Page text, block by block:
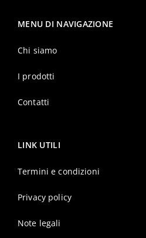
MENU DI NAVIGAZIONE
Chi siamo
I prodotti
Contatti
LINK UTILI
Termini e condizioni
Privacy policy
Note legali